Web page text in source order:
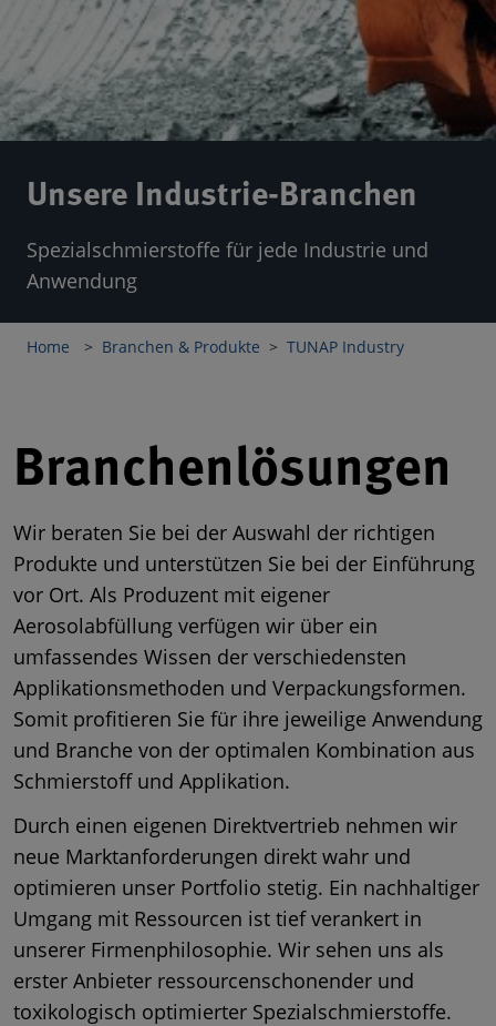
Chemical Compliance
Unsere Industrie-Branchen
Spezialschmierstoffe für jede Industrie und
Anwendung
Home Branchen & Produkte TUNAP Industry
Branchenlösungen
Wir beraten Sie bei der Auswahl der richtigen
Produkte und unterstützen Sie bei der Einführung
vor Ort. Als Produzent mit eigener
Aerosolabfüllung verfügen wir über ein
umfassendes Wissen der verschiedensten
Applikationsmethoden und Verpackungsformen.
Somit profitieren Sie für ihre jeweilige Anwendung
und Branche von der optimalen Kombination aus
Schmierstoff und Applikation.
Durch einen eigenen Direktvertrieb nehmen wir
neue Marktanforderungen direkt wahr und
optimieren unser Portfolio stetig. Ein nachhaltiger
Umgang mit Ressourcen ist tief verankert in
unserer Firmenphilosophie. Wir sehen uns als
erster Anbieter ressourcenschonender und
toxikologisch optimierter Spezialschmierstoffe.